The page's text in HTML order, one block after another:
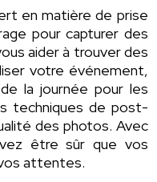
en matière de prise
pour capturer des
aider à trouver des
votre événement,
la journée pour les
techniques de post-
des photos. Avec
être sûr que vos
attentes.